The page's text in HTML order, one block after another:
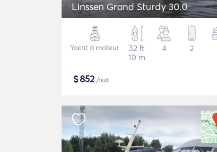
Linssen Grand Sturdy 30.0
Yacht à moteur
32 ft
10 m
4 2
$852/nuit